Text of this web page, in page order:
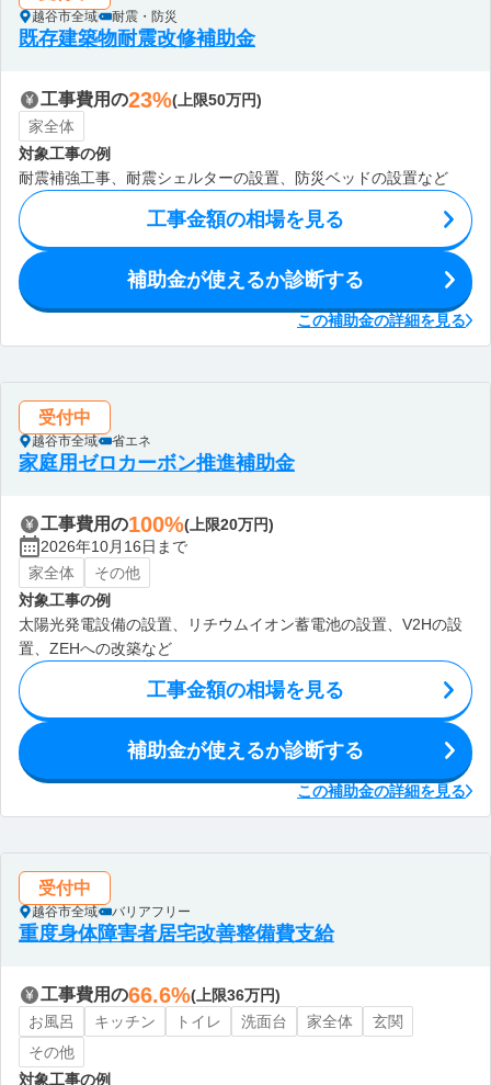
越谷市全域 耐震・防災
既存建築物耐震改修補助金
工事費用の23%(上限50万円)
家全体
対象工事の例
耐震補強工事、耐震シェルターの設置、防災ベッドの設置など
工事金額の相場を見る
補助金が使えるか診断する
この補助金の詳細を見る
受付中
越谷市全域 省エネ
家庭用ゼロカーボン推進補助金
工事費用の100%(上限20万円)
2026年10月16日まで
家全体
その他
対象工事の例
太陽光発電設備の設置、リチウムイオン蓄電池の設置、V2Hの設
置、ZEHへの改築など
工事金額の相場を見る
補助金が使えるか診断する
この補助金の詳細を見る
受付中
越谷市全域 バリアフリー
重度身体障害者居宅改善整備費支給
工事費用の66.6%(上限36万円)
お風呂
キッチン トイレ 洗面台 家全体
玄関
その他
対象工事の例